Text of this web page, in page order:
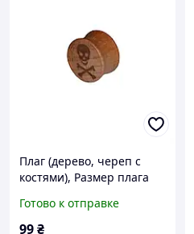
Плаг (дерево, череп с
костями), Размер плага
череп с костями 18 мм)
(p-067)
Готово к отправке
99₴